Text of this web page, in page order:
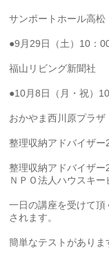
サンポートホール高松
●9月29日（土）10：
福山リビング新聞社
●10月8日（月・祝）
おかやま西川原プラザ
整理収納アドバイザー
整理収納アドバイザー
ＮＰＯ法人ハウスキー
一日の講座を受けて
されます。
簡単なテストがありま